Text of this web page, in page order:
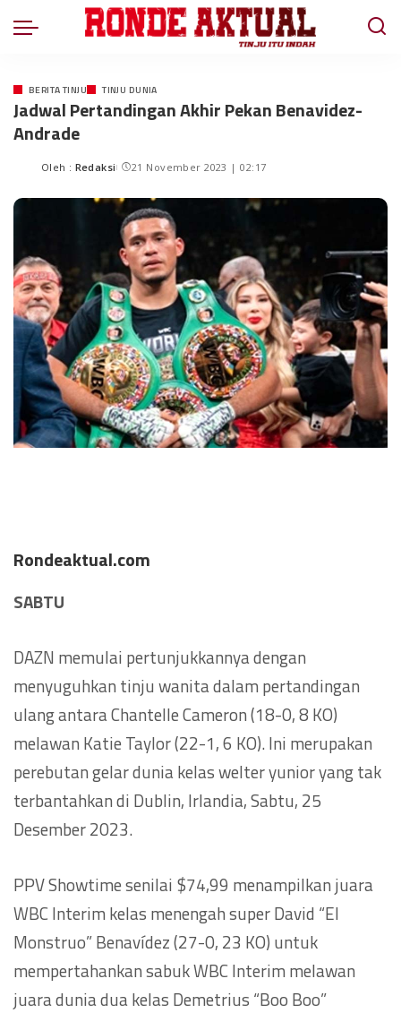
BERITA TINJU TINJU DUNIA
Jadwal Pertandingan Akhir Pekan Benavidez-
Andrade
Oleh : Redaksi 21 November 2023 | 02:17
Rondeaktual.com
SABTU
DAZN memulai pertunjukkannya dengan
menyuguhkan tinju wanita dalam pertandingan
ulang antara Chantelle Cameron (18-0, 8 KO)
melawan Katie Taylor (22-1, 6 KO). Ini merupakan
perebutan gelar dunia kelas welter yunior yang tak
terbantahkan di Dublin, Irlandia, Sabtu, 25
Desember 2023.
PPV Showtime senilai $74,99 menampilkan juara
WBC Interim kelas menengah super David “El
Monstruo” Benavídez (27-0, 23 KO) untuk
mempertahankan sabuk WBC Interim melawan
juara dunia dua kelas Demetrius “Boo Boo”